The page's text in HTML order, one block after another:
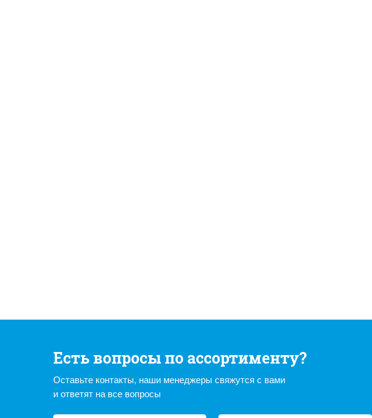
Есть вопросы по ассортименту?
Оставьте контакты, наши менеджеры свяжутся с вами
и ответят на все вопросы